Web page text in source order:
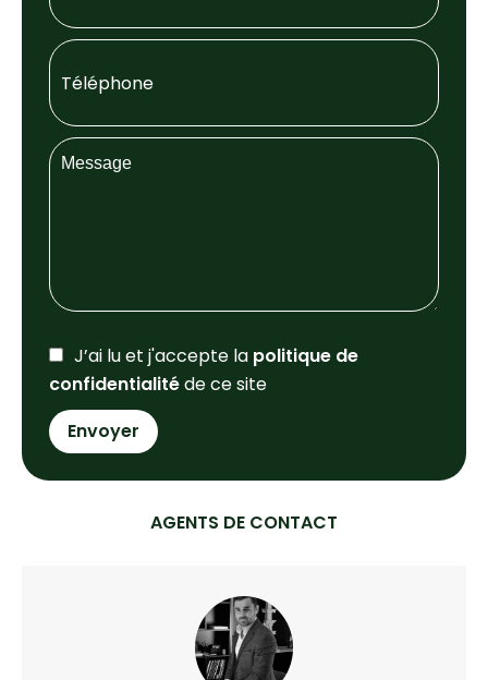
J’ai lu et j'accepte la politique de
confidentialitéde ce site
Envoyer
AGENTS DE CONTACT